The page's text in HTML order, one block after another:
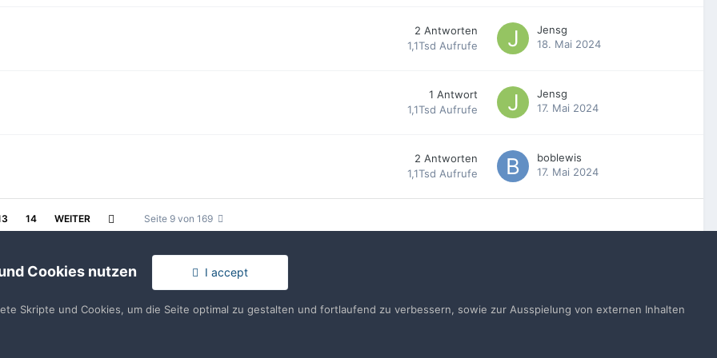
2 Antworten
1,1Tsd Aufrufe
Jensg
18. Mai 2024
1 Antwort
1,1Tsd Aufrufe
Jensg
17. Mai 2024
2 Antworten
1,1Tsd Aufrufe
boblewis
17. Mai 2024
14 WEITER Seite 9 von 169
Cookies nutzen I accept
Skripte und Cookies, um die Seite optimal zu gestalten und fortlaufend zu verbessern, sowie zur Ausspielung von externen Inhalten